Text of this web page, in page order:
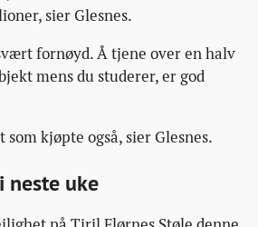
sier Glesnes.
fornøyd. Å tjene over en halv
mens du studerer, er god
kjøpte også, sier Glesnes.
neste uke